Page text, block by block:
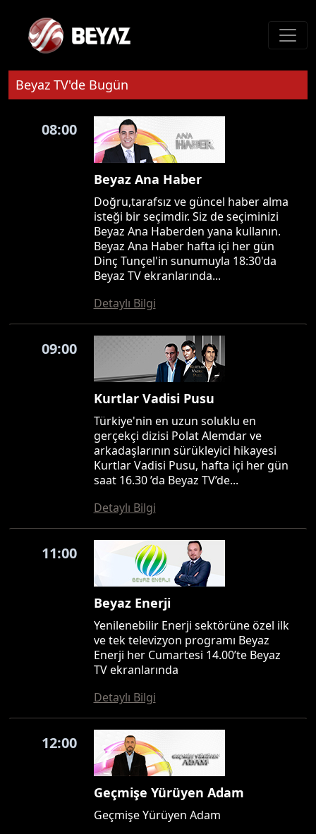
Beyaz TV'de Bugün
08:00
Beyaz Ana Haber
Doğru,tarafsız ve güncel haber alma
isteği bir seçimdir. Siz de seçiminizi
Beyaz Ana Haberden yana kullanın.
Beyaz Ana Haber hafta içi her gün
Dinç Tunçel'in sunumuyla 18:30'da
Beyaz TV ekranlarında...
Detaylı Bilgi
09:00
Kurtlar Vadisi Pusu
Türkiye'nin en uzun soluklu en
gerçekçi dizisi Polat Alemdar ve
arkadaşlarının sürükleyici hikayesi
Kurtlar Vadisi Pusu, hafta içi her gün
saat 16.30 ’da Beyaz TV’de...
Detaylı Bilgi
11:00
Beyaz Enerji
Yenilenebilir Enerji sektörüne özel ilk
ve tek televizyon programı Beyaz
Enerji her Cumartesi 14.00’te Beyaz
TV ekranlarında
Detaylı Bilgi
12:00
Geçmişe Yürüyen Adam
Geçmişe Yürüyen Adam